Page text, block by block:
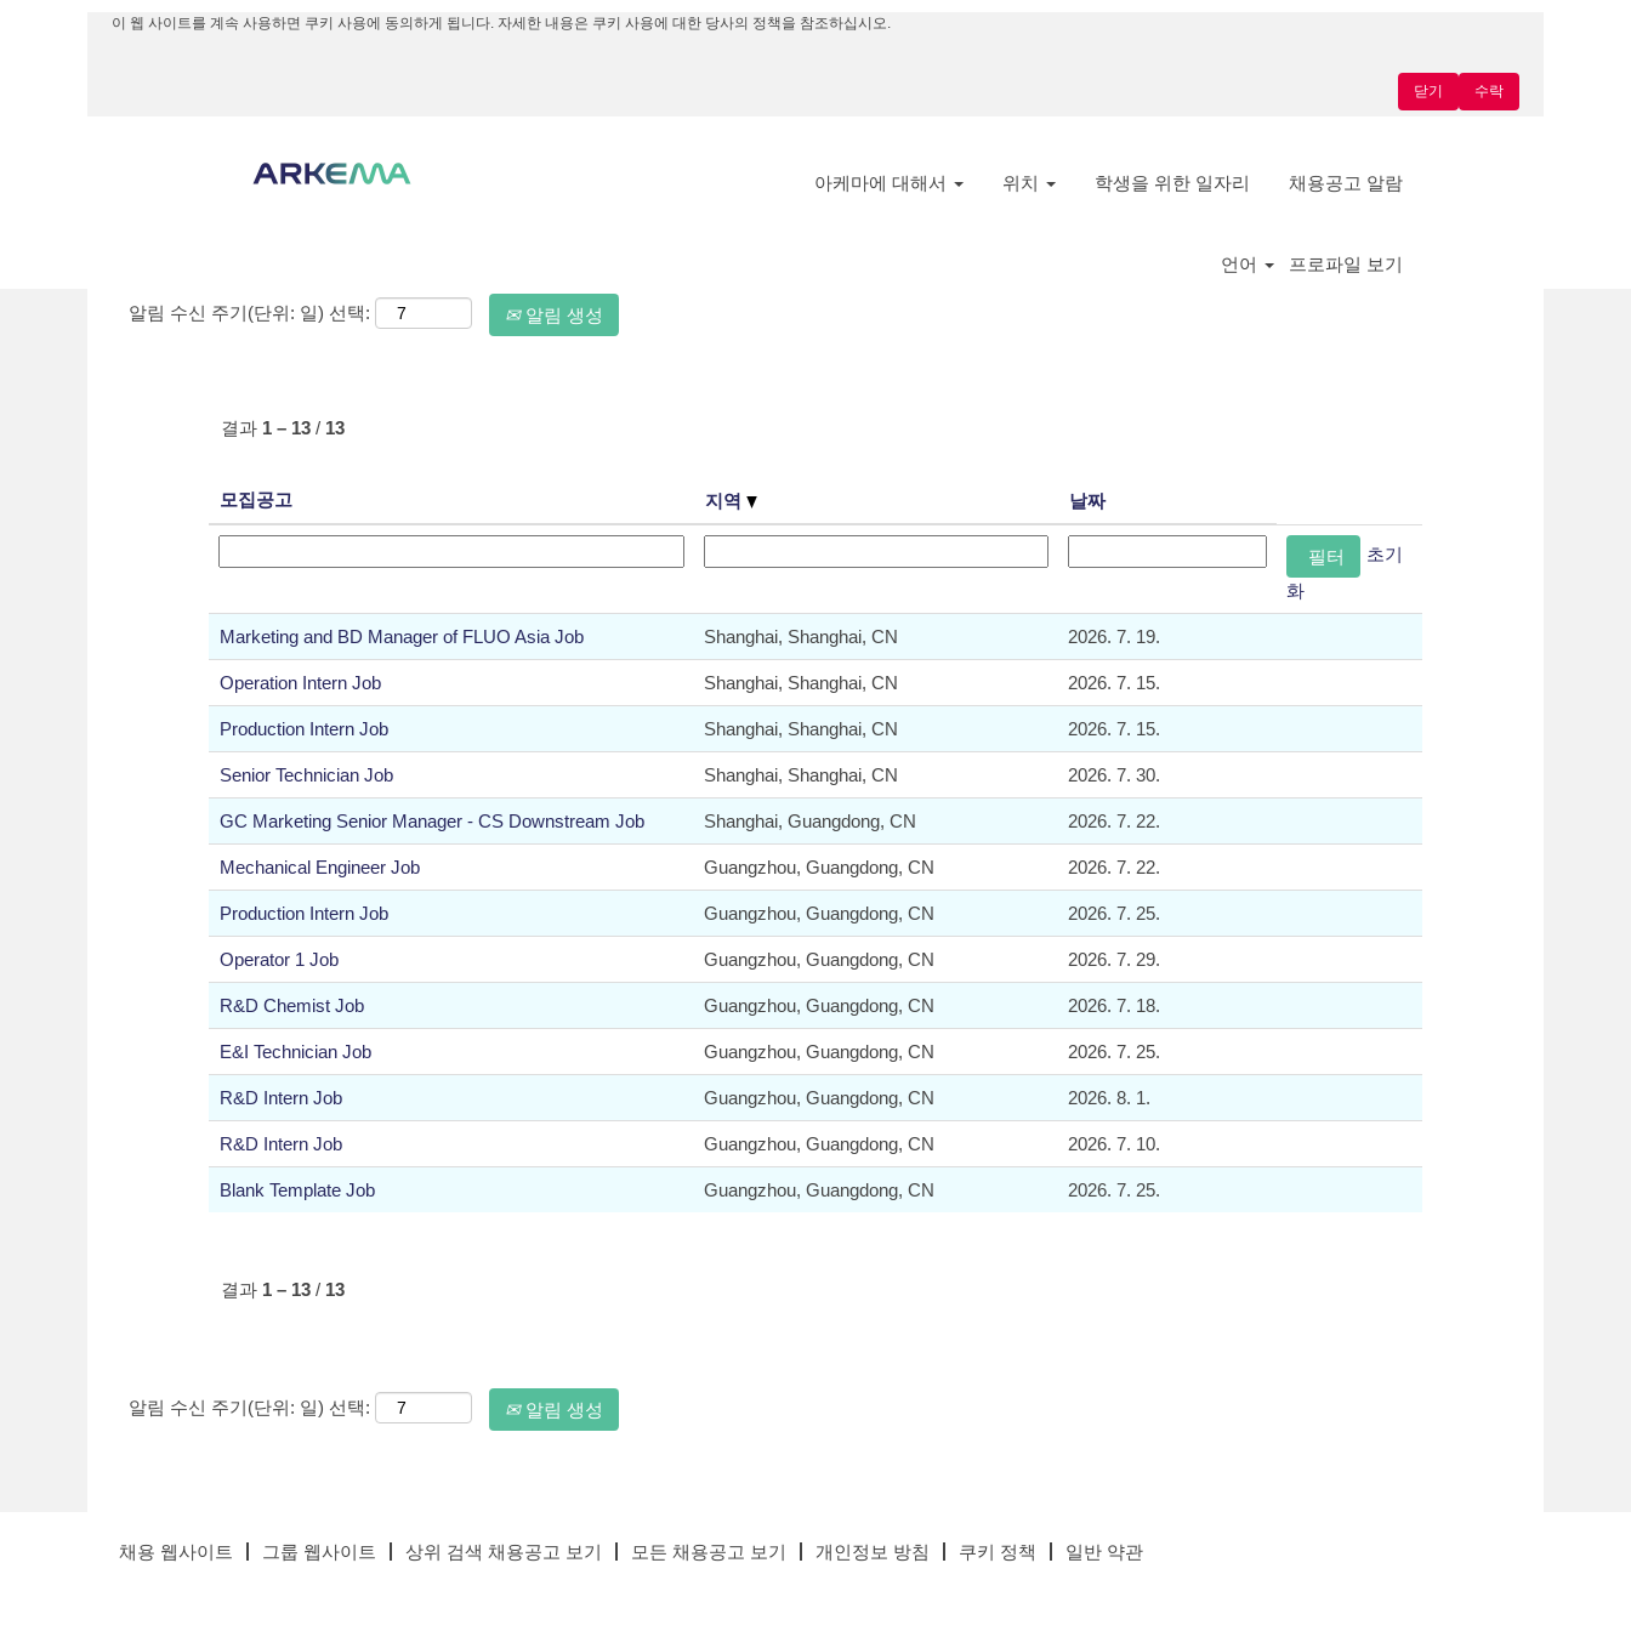
이 웹 사이트를 계속 사용하면 쿠키 사용에 동의하게 됩니다. 자세한 내용은 쿠키 사용에 대한 당사의 정책을 참조하십시오.
수락
닫기
아케마에 대해서 위치 학생을 위한 일자리 채용공고 알람
언어 프로파일 보기
홈 | Arkema의 China(현
알림 수신 주기(단위: 일) 선택: 알림 생성
결과 1 – 13 / 13
모집공고 지역 날짜
초기
화
Marketing and BD Manager of FLUO Asia Job Shanghai, Shanghai, CN 2026. 7. 19.
Operation Intern Job Shanghai, Shanghai, CN 2026. 7. 15.
Production Intern Job Shanghai, Shanghai, CN 2026. 7. 15.
Senior Technician Job Shanghai, Shanghai, CN 2026. 7. 30.
GC Marketing Senior Manager - CS Downstream Job Shanghai, Guangdong, CN 2026. 7. 22.
Mechanical Engineer Job Guangzhou, Guangdong, CN 2026. 7. 22.
Production Intern Job Guangzhou, Guangdong, CN 2026. 7. 25.
Operator 1 Job Guangzhou, Guangdong, CN 2026. 7. 29.
R&D Chemist Job Guangzhou, Guangdong, CN 2026. 7. 18.
E&I Technician Job Guangzhou, Guangdong, CN 2026. 7. 25.
R&D Intern Job Guangzhou, Guangdong, CN 2026. 8. 1.
R&D Intern Job Guangzhou, Guangdong, CN 2026. 7. 10.
Blank Template Job Guangzhou, Guangdong, CN 2026. 7. 25.
결과 1 – 13 / 13
알림 수신 주기(단위: 일) 선택: 알림 생성
채용 웹사이트 그룹 웹사이트 상위 검색 채용공고 보기 모든 채용공고 보기 개인정보 방침 쿠키 정책 일반 약관